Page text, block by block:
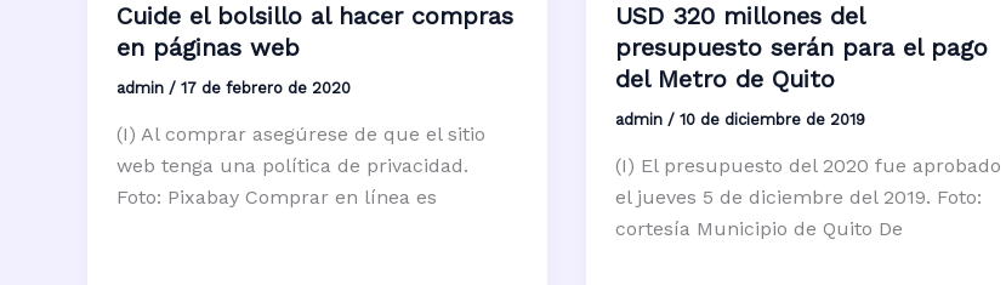
Cuide el bolsillo al hacer compras
en páginas web
admin / 17 de febrero de 2020
(I) Al comprar asegúrese de que el sitio
web tenga una política de privacidad.
Foto: Pixabay Comprar en línea es
USD 320 millones del
presupuesto serán para el pago
del Metro de Quito
admin / 10 de diciembre de 2019
(I) El presupuesto del 2020 fue aprobado
el jueves 5 de diciembre del 2019. Foto:
cortesía Municipio de Quito De